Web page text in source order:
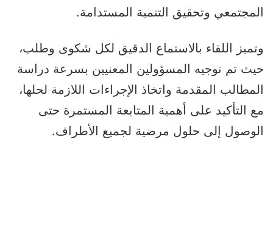
المجتمعي وتحقيق التنمية المستدامة.
وتميز اللقاء بالاستماع الدقيق لكل شكوى وطلب،
حيث تم توجيه المسؤولين المعنيين بسرعة دراسة
المطالب المقدمة واتخاذ الإجراءات اللازمة لحلها،
مع التأكيد على أهمية المتابعة المستمرة حتى
الوصول إلى حلول مرضية لجميع الأطراف.